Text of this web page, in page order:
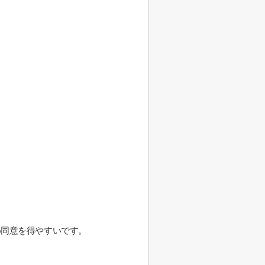
意を得やすいです。